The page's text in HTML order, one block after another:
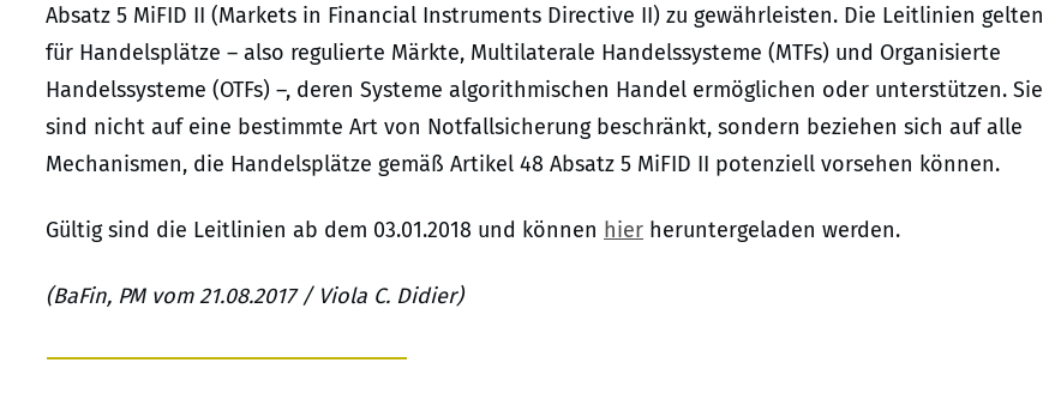
Absatz 5 MiFID II (Markets in Financial Instruments Directive II) zu gewährleisten. Die Leitlinien gelten
für Handelsplätze – also regulierte Märkte, Multilaterale Handelssysteme (MTFs) und Organisierte
Handelssysteme (OTFs) –, deren Systeme algorithmischen Handel ermöglichen oder unterstützen. Sie
sind nicht auf eine bestimmte Art von Notfallsicherung beschränkt, sondern beziehen sich auf alle
Mechanismen, die Handelsplätze gemäß Artikel 48 Absatz 5 MiFID II potenziell vorsehen können.
Gültig sind die Leitlinien ab dem 03.01.2018 und können hier heruntergeladen werden.
(BaFin, PM vom 21.08.2017 / Viola C. Didier)